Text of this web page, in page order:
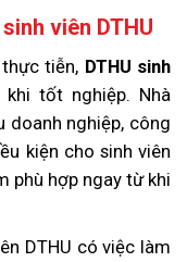
viên DTHU
tiễn, DTHU sinh
tốt nghiệp. Nhà
nghiệp, công
kiện cho sinh viên
phù hợp ngay từ khi
DTHU có việc làm